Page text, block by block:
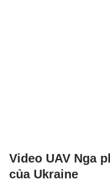
Video UAV Nga
của Ukraine